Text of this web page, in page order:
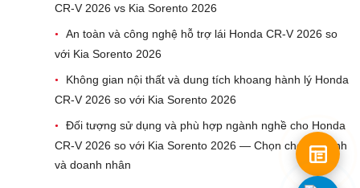
CR-V 2026 vs Kia Sorento 2026
•
An toàn và công nghệ hỗ trợ lái Honda CR‑V 2026 so
với Kia Sorento 2026
•
Không gian nội thất và dung tích khoang hành lý Honda
CR-V 2026 so với Kia Sorento 2026
•
Đối tượng sử dụng và phù hợp ngành nghề cho Honda
CR-V 2026 so với Kia Sorento 2026 — Chọn cho gia đình
và doanh nhân